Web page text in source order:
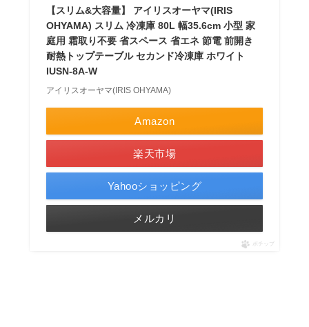
【スリム&大容量】 アイリスオーヤマ(IRIS
OHYAMA) スリム 冷凍庫 80L 幅35.6cm 小型 家
庭用 霜取り不要 省スペース 省エネ 節電 前開き
耐熱トップテーブル セカンド冷凍庫 ホワイト
IUSN-8A-W
アイリスオーヤマ(IRIS OHYAMA)
Amazon
楽天市場
Yahooショッピング
メルカリ
ポチップ